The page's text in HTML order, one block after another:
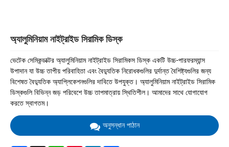
অ্যালুমিনিয়াম নাইট্রাইড সিরামিক ডিস্ক
ভেটেক সেমিকন্ডাক্টর অ্যালুমিনিয়াম নাইট্রাইড সিরামিকস ডিস্ক একটি উচ্চ-পারফরম্যান্স
উপাদান যা উচ্চ তাপীয় পরিবাহিতা এবং বৈদ্যুতিক নিরোধকগুলির দুর্দান্ত বৈশিষ্ট্যগুলির জন্য
বিশেষত বৈদ্যুতিক অ্যাপ্লিকেশনগুলির দাবিতে উপযুক্ত। অ্যালুমিনিয়াম নাইট্রাইড সিরামিক
ডিস্কগুলি বিভিন্ন জড় পরিবেশে উচ্চ তাপমাত্রায় স্থিতিশীল। আমাদের সাথে যোগাযোগ
করতে স্বাগতম।
অনুসন্ধান পাঠান